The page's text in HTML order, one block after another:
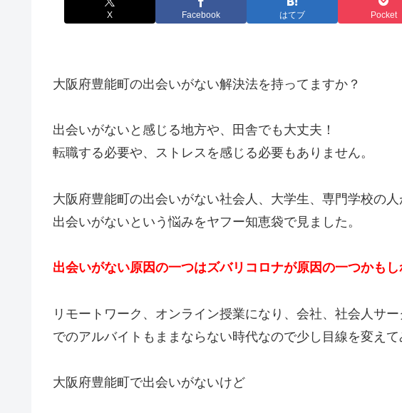
X Facebook はてブ Pocket
大阪府豊能町の出会いがない解決法を持ってますか？
出会いがないと感じる地方や、田舎でも大丈夫！
転職する必要や、ストレスを感じる必要もありません。
大阪府豊能町の出会いがない社会人、大学生、専門学校の
出会いがないという悩みをヤフー知恵袋で見ました。
出会いがない原因の一つはズバリコロナが原因の一つかもし
リモートワーク、オンライン授業になり、会社、社会人サ
でのアルバイトもままならない時代なので少し目線を変えて
大阪府豊能町で出会いがないけど